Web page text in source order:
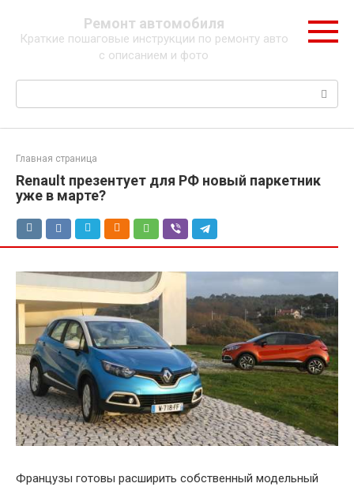
контенту
Ремонт автомобиля
Краткие пошаговые инструкции по ремонту авто
с описанием и фото
Поиск:
Главная страница
Renault презентует для РФ новый паркетник
уже в марте?
Французы готовы расширить собственный модельный